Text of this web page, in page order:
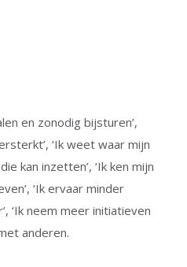
en zonodig bijsturen’,
‘Ik weet waar mijn
kan inzetten’, ‘Ik ken mijn
‘Ik ervaar minder
‘Ik neem meer initiatieven
anderen.